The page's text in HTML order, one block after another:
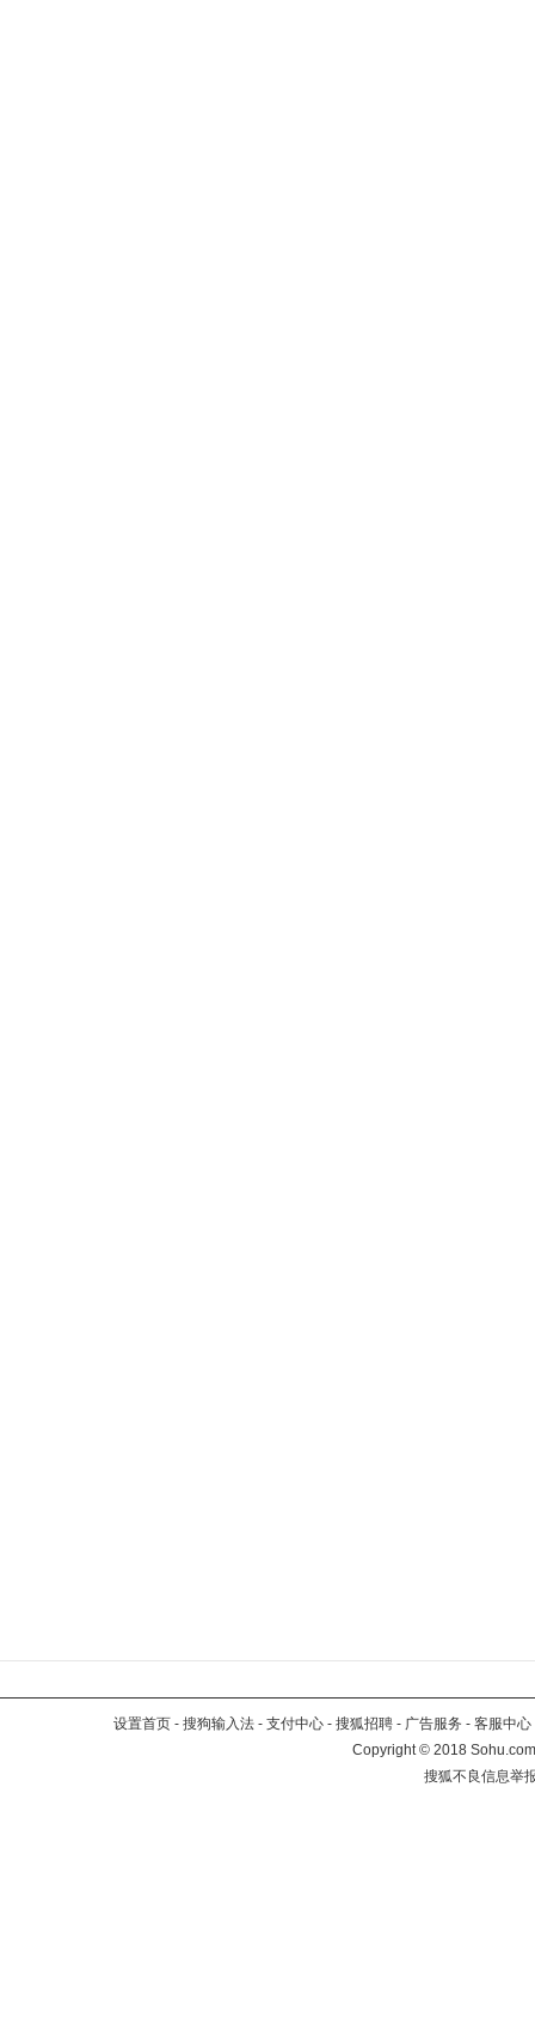
设置首页 - 搜狗输入法 - 支付中心 - 搜狐招聘 - 广告服务 - 客服中心
Copyright©2018
搜狐不良信息举